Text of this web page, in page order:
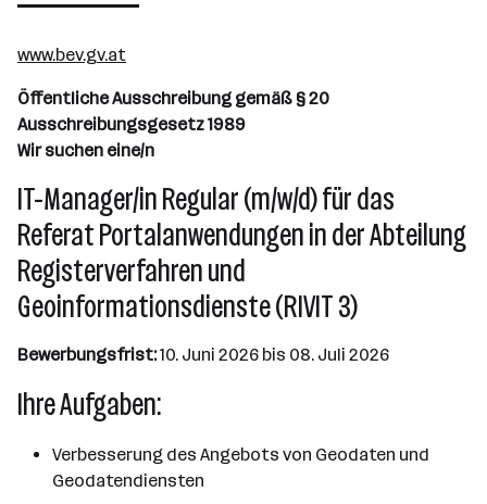
Wien
www.bev.gv.at
Öffentliche Ausschreibung gemäß § 20
Ausschreibungsgesetz 1989
Wir suchen eine/n
IT-Manager/in Regular (m/w/d) für das
Referat Portalanwendungen in der Abteilung
Registerverfahren und
Geoinformationsdienste (RIVIT 3)
Bewerbungsfrist:10. Juni 2026 bis 08. Juli 2026
Ihre Aufgaben:
Verbesserung des Angebots von Geodaten und
Geodatendiensten